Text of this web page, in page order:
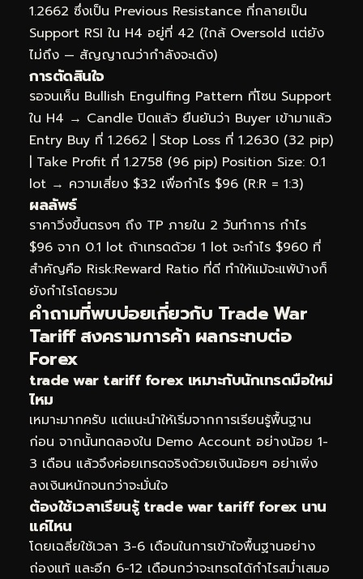
1.2662 ซึ่งเป็น Previous Resistance ที่กลายเป็น
Support RSI ใน H4 อยู่ที่ 42 (ใกล้ Oversold แต่ยัง
ไม่ถึง — สัญญาณว่ากำลังจะเด้ง)
การตัดสินใจ
รอจนเห็น Bullish Engulfing Pattern ที่โซน Support
ใน H4 → Candle ปิดแล้ว ยืนยันว่า Buyer เข้ามาแล้ว
Entry Buy ที่ 1.2662 | Stop Loss ที่ 1.2630 (32 pip)
| Take Profit ที่ 1.2758 (96 pip) Position Size: 0.1
lot → ความเสี่ยง $32 เพื่อกำไร $96 (R:R = 1:3)
ผลลัพธ์
ราคาวิ่งขึ้นตรงๆ ถึง TP ภายใน 2 วันทำการ กำไร
$96 จาก 0.1 lot ถ้าเทรดด้วย 1 lot จะกำไร $960 ที่
สำคัญคือ Risk:Reward Ratio ที่ดี ทำให้แม้จะแพ้บ้างก็
ยังกำไรโดยรวม
คำถามที่พบบ่อยเกี่ยวกับ Trade War
Tariff สงครามการค้า ผลกระทบต่อ
Forex
trade war tariff forex เหมาะกับนักเทรดมือใหม่
ไหม
เหมาะมากครับ แต่แนะนำให้เริ่มจากการเรียนรู้พื้นฐาน
ก่อน จากนั้นทดลองใน Demo Account อย่างน้อย 1-
3 เดือน แล้วจึงค่อยเทรดจริงด้วยเงินน้อยๆ อย่าเพิ่ง
ลงเงินหนักจนกว่าจะมั่นใจ
ต้องใช้เวลาเรียนรู้ trade war tariff forex นาน
แค่ไหน
โดยเฉลี่ยใช้เวลา 3-6 เดือนในการเข้าใจพื้นฐานอย่าง
ถ่องแท้ และอีก 6-12 เดือนกว่าจะเทรดได้กำไรสม่ำเสมอ